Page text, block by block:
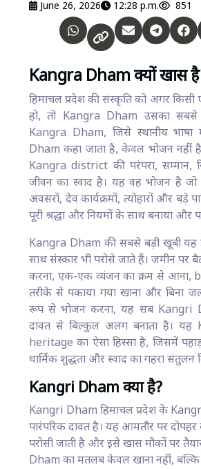
June 26, 2026 12:28 p.m. 851
Kangra Dham क्यों खास है
हिमाचल प्रदेश की संस्कृति को अगर
हो, तो Kangra Dham उसका सबसे
Kangra Dham, जिसे स्थानीय
Dham कहा जाता है, केवल भोजन नहीं
Kangra district की परंपरा, सम्मान,
जीवन का स्वाद है। यह वह भोजन है जो
अवसरों, देव कार्यक्रमों, त्योहारों और बड़े
पूरी श्रद्धा और नियमों के साथ बनाया और
Kangra Dham की सबसे बड़ी खूबी यह
साथ संस्कार भी परोसे जाते हैं। जमीन पर
करना, एक-एक व्यंजन का क्रम से आना,
तरीके से पकाया गया खाना और बिना
रूप से भोजन करना, यह सब Kangri
दावत से बिल्कुल अलग बनाता है। यह
heritage का ऐसा हिस्सा है, जिसमें
धार्मिक शुद्धता और स्वाद का गहरा संतुलन
Kangri Dham क्या है?
Kangri Dham हिमाचल प्रदेश के
पारंपरिक दावत है। यह आमतौर पर
परोसी जाती है और इसे खास मौकों पर
Dham का मतलब केवल खाना नहीं,